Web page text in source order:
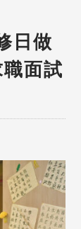
日做
面試